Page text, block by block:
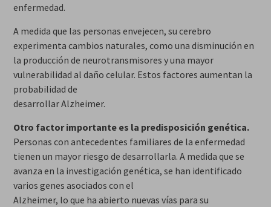
enfermedad.
A medida que las personas envejecen, su cerebro
experimenta cambios naturales, como una disminución en
la producción de neurotransmisores y una mayor
vulnerabilidad al daño celular. Estos factores aumentan la
probabilidad de
desarrollar Alzheimer.
Otro factor importante es la predisposición genética.
Personas con antecedentes familiares de la enfermedad
tienen un mayor riesgo de desarrollarla. A medida que se
avanza en la investigación genética, se han identificado
varios genes asociados con el
Alzheimer, lo que ha abierto nuevas vías para su